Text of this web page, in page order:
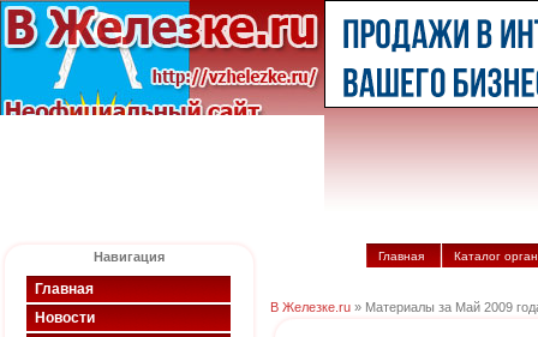
Навигация
Главная
Новости
Главная Каталог
В Железке.ru » Материалы за Май 2009